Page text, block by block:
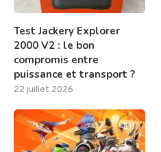
Test Jackery Explorer
2000 V2 : le bon
compromis entre
puissance et transport ?
22 juillet 2026
8.0